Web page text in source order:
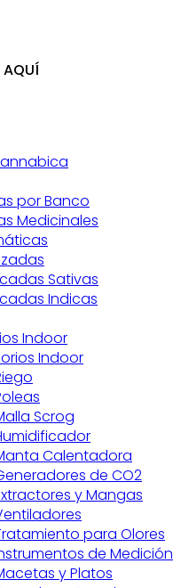
AQUÍ
por Banco
Medicinales
Sativas
Indicas
Indoor
Indoor
Scrog
Calentadora
de CO2
y Mangas
para Olores
de Medición
y Platos